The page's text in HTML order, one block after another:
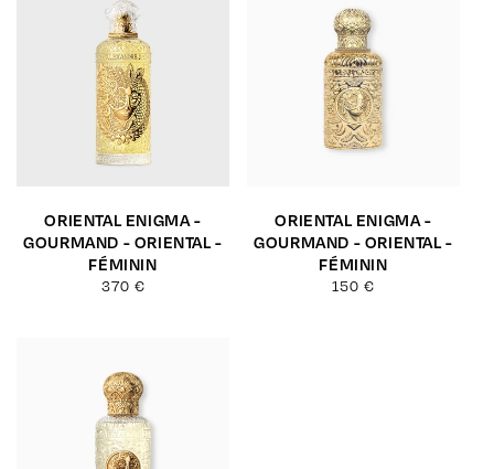
ORIENTAL ENIGMA -
GOURMAND - ORIENTAL -
FÉMININ
Prix
370 €
ORIENTAL ENIGMA -
GOURMAND - ORIENTAL -
FÉMININ
Prix
150 €